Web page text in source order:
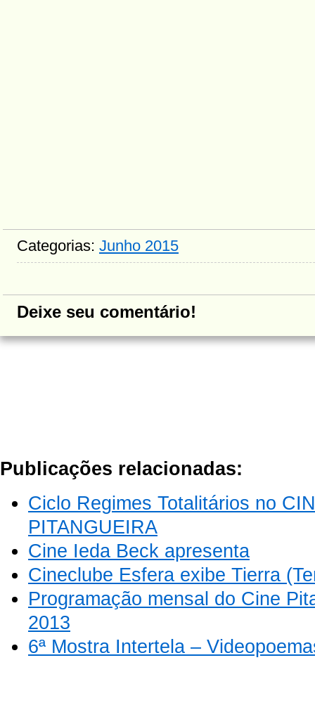
Categorias: Junho 2015
Deixe seu comentário!
Publicações relacionadas:
Ciclo Regimes Totalitários no
PITANGUEIRA
Cine Ieda Beck apresenta
Cineclube Esfera exibe Tierra
Programação mensal do Cine
2013
6ª Mostra Intertela –